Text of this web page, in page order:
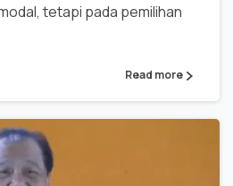
tetapi pada pemilihan
Read more